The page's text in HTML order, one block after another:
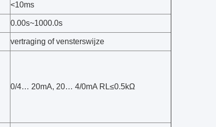
<10ms
0.00s~1000.0s
vertraging of vensterswijze
0/4… 20mA, 20… 4/0mA RL≤0.5kΩ